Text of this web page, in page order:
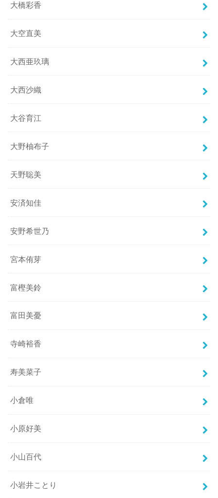
大橋彩香
大空直美
大西亜玖璃
大西沙織
大谷育江
大野柚布子
天野聡美
安済知佳
安野希世乃
宮本侑芽
富樫美鈴
富田美憂
寺崎裕香
寿美菜子
小倉唯
小原好美
小山百代
小岩井ことり